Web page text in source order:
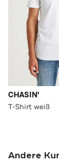
CHASIN'
T-Shirt weiß
Andere